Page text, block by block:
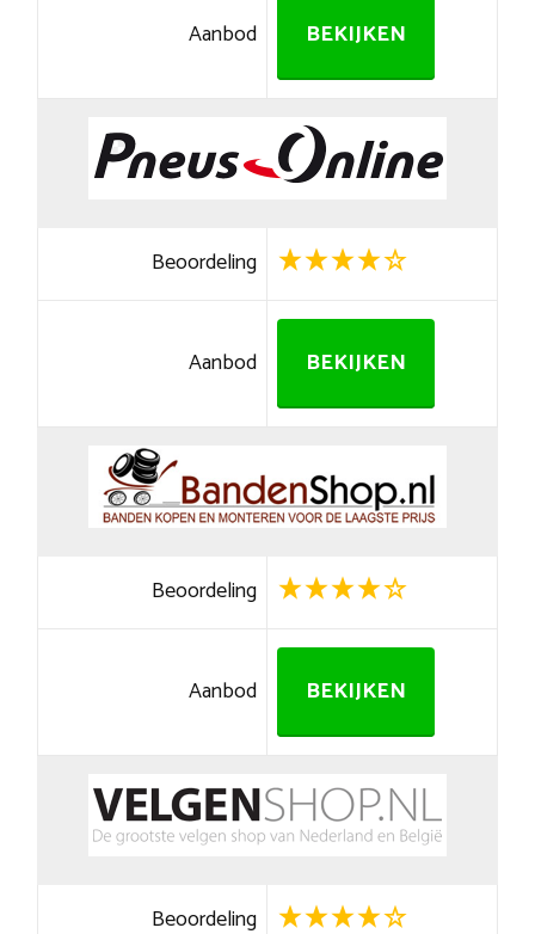
Aanbod BEKIJKEN
Beoordeling
Aanbod BEKIJKEN
Beoordeling
Aanbod BEKIJKEN
Beoordeling